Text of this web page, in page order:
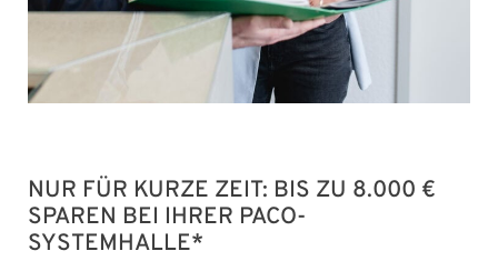
NUR FÜR KURZE ZEIT: BIS ZU 8.000 €
SPAREN BEI IHRER PACO-
SYSTEMHALLE*